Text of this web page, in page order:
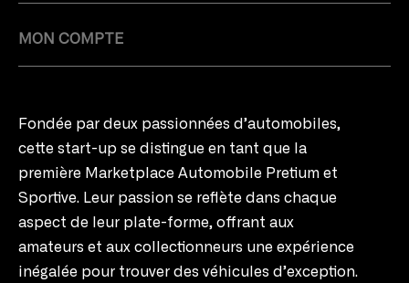
MON COMPTE
Fondée par deux passionnées d’automobiles,
cette start-up se distingue en tant que la
première Marketplace Automobile Pretium et
Sportive. Leur passion se reflète dans chaque
aspect de leur plate-forme, offrant aux
amateurs et aux collectionneurs une expérience
inégalée pour trouver des véhicules d’exception.